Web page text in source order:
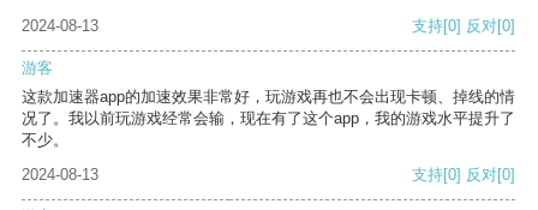
2024-08-13
支持[0] 反对[0]
游客
这款加速器app的加速效果非常好，玩游戏再也不会出现卡顿、掉线的情
况了。我以前玩游戏经常会输，现在有了这个app，我的游戏水平提升了
不少。
2024-08-13
支持[0] 反对[0]